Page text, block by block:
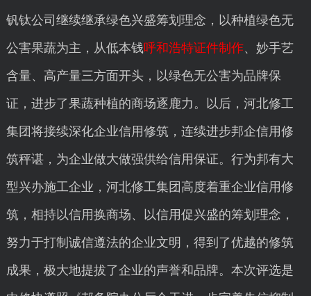
钒钛公司继续继承绿色兴盛筹划理念，以种植绿色无
公害果蔬为主，从低本钱呼和浩特证件制作、妙手艺
含量、高产量三方面开头，以绿色无公害为品牌保
证，进步了果蔬种植的商场逐鹿力。以后，河北修工
集团将接续深化企业信用修筑，连续进步邦企信用修
筑秤谌，为企业做大做强供给信用保证。行为邦有大
型兴办施工企业，河北修工集团高度着重企业信用修
筑，相持以信用换商场、以信用促兴盛的筹划理念，
努力于打制诚信遵法的企业文明，得到了优越的修筑
成果，极大地提拔了企业的声誉和品牌。本次评选是